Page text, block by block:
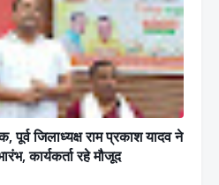
पूर्व जिलाध्यक्ष राम प्रकाश यादव ने
कार्यकर्ता रहे मौजूद